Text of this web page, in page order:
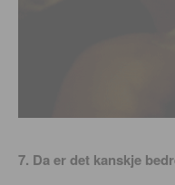
7. Da er det kanskje